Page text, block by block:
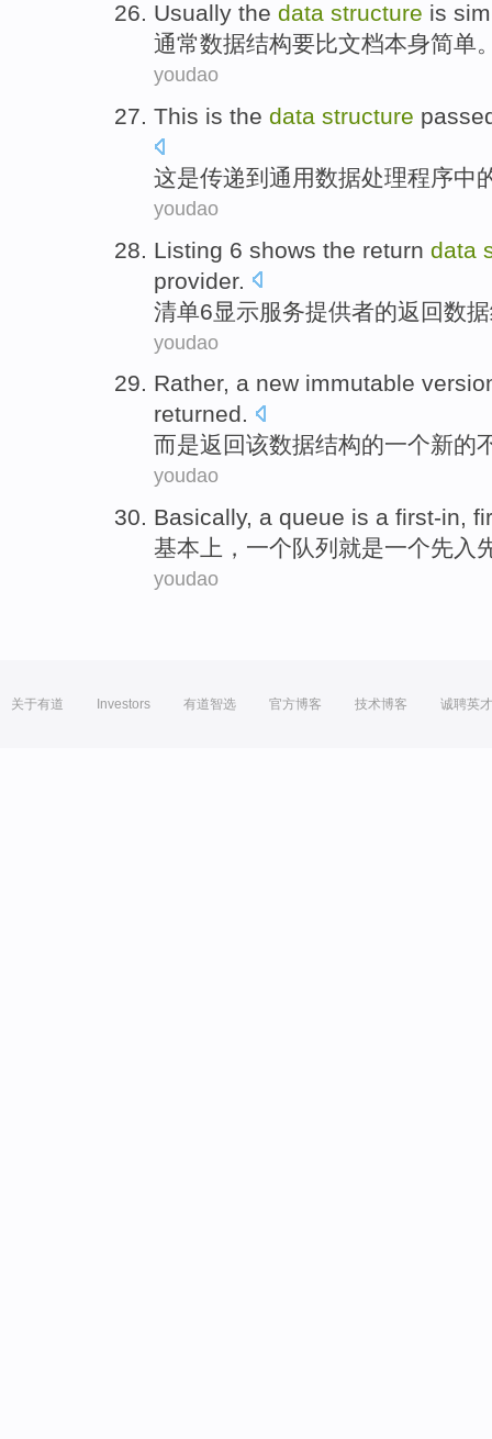
Usually the data structure is
通常数据结构要比文档本身简单
youdao
This is the data structure
这是传递到 通用数据处理程序中
youdao
Listing 6 shows the return data
provider.
清单6显示服务提供者的返回数据
youdao
Rather, a new immutable
returned.
而是返回该数据结构的一个新的
youdao
Basically, a queue is a first-in,
基本上 ， 一个队列 就是一个先入
youdao
关于有道 Investors 有道智选 官方博客 技术博客 诚聘英才